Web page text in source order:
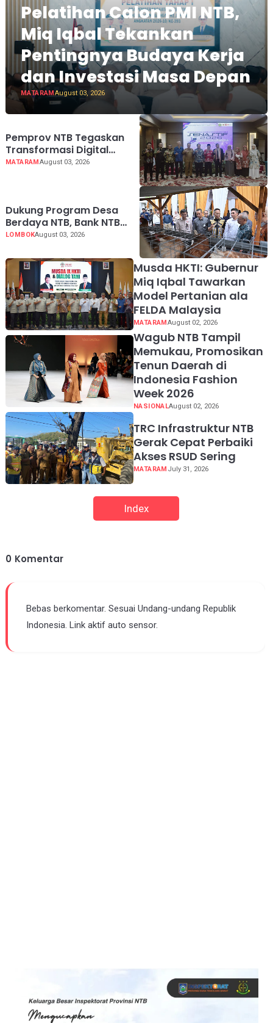
Pelatihan Calon PMI NTB,
Miq Iqbal Tekankan
Pentingnya Budaya Kerja
dan Investasi Masa Depan
MATARAMAugust 03, 2026
Pemprov NTB Tegaskan
Transformasi Digital
Berawal dari Perubahan
MATARAM August 03, 2026
Dukung Program Desa
Berdaya NTB, Bank NTB
Syariah Salurkan Bantuan
untuk Masyarakat Desa
Lendang Nangka Utara
LOMBOKAugust 03, 2026
Musda HKTI: Gubernur
Miq Iqbal Tawarkan
Model Pertanian ala
FELDA Malaysia
MATARAMAugust 02, 2026
Wagub NTB Tampil
Memukau, Promosikan
Tenun Daerah di
Indonesia Fashion
Week 2026
NASIONALAugust 02, 2026
TRC Infrastruktur NTB
Gerak Cepat Perbaiki
Akses RSUD Sering
MATARAM July 31, 2026
Index
0 Komentar
Bebas berkomentar. Sesuai Undang-undang Republik
Indonesia. Link aktif auto sensor.